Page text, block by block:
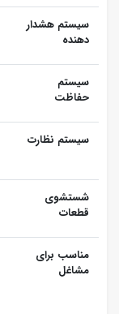
سیستم هشدار
دهنده
سیستم
حفاظت
سیستم نظارت
شستشوی
قطعات
مناسب برای
مشاغل